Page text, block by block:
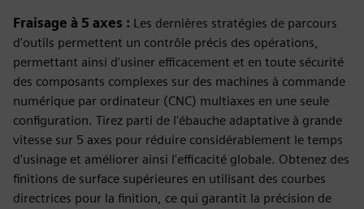
Fraisage à 5 axes : Les dernières stratégies de parcours
d'outils permettent un contrôle précis des opérations,
permettant ainsi d'usiner efficacement et en toute sécurité
des composants complexes sur des machines à commande
numérique par ordinateur (CNC) multiaxes en une seule
configuration. Tirez parti de l'ébauche adaptative à grande
vitesse sur 5 axes pour réduire considérablement le temps
d'usinage et améliorer ainsi l'efficacité globale. Obtenez des
finitions de surface supérieures en utilisant des courbes
directrices pour la finition, ce qui garantit la précision de